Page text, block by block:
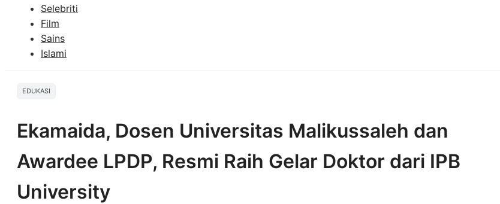
Selebriti
Film
Sains
Islami
EDUKASI
Ekamaida, Dosen Universitas Malikussaleh dan
Awardee LPDP, Resmi Raih Gelar Doktor dari IPB
University